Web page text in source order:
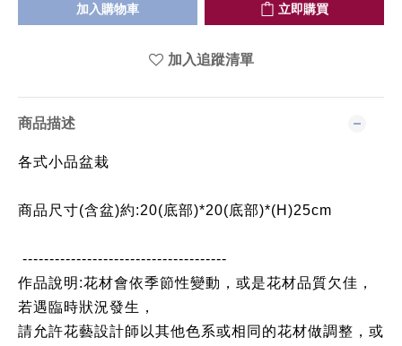
加入購物車 立即購買
加入追蹤清單
商品描述
各式小品盆栽
商品尺寸(含盆)約:20(底部)*20(底部)*(H)25cm
--------------------------------------
作品說明:花材會依季節性變動，或是花材品質欠佳，
若遇臨時狀況發生，
請允許花藝設計師以其他色系或相同的花材做調整，或